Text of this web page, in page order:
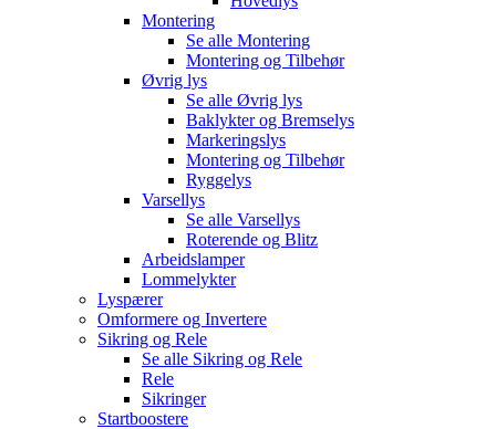
Montering
Se alle Montering
Montering og Tilbehør
Øvrig lys
Se alle Øvrig lys
Baklykter og Bremselys
Markeringslys
Montering og Tilbehør
Ryggelys
Varsellys
Se alle Varsellys
Roterende og Blitz
Arbeidslamper
Lommelykter
Lyspærer
Omformere og Invertere
Sikring og Rele
Se alle Sikring og Rele
Rele
Sikringer
Startboostere